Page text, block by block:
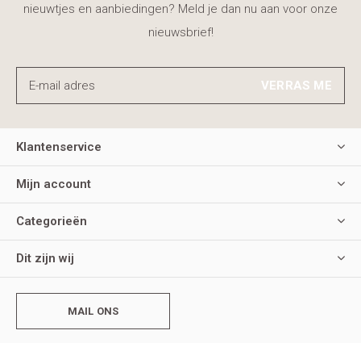
nieuwtjes en aanbiedingen? Meld je dan nu aan voor onze
nieuwsbrief!
VERRAS ME
Klantenservice
Mijn account
Categorieën
Dit zijn wij
MAIL ONS